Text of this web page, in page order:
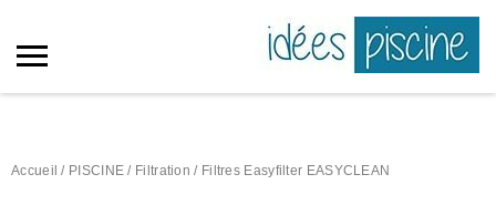
Accueil / PISCINE / Filtration / Filtres Easyfilter EASYCLEAN